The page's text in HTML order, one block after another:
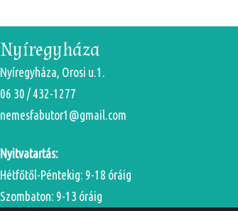
Nyíregyháza
Nyíregyháza, Orosi u.1.
06 30 / 432-1277
nemesfabutor1@gmail.com
Nyitvatartás:
Hétfőtől-Péntekig: 9-18 óráig
Szombaton: 9-13 óráig